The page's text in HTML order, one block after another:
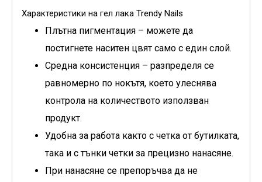
Характеристики на гел лака Trendy Nails
Плътнa пигментация – можете да
постигнете наситен цвят само с един слой.
Средна консистенция – разпределя се
равномерно по нокътя, което улеснява
контрола на количеството използван
продукт.
Удобна за работа както с четка от бутилката,
така и с тънки четки за прецизно нанасяне.
При нанасяне се препоръчва да не